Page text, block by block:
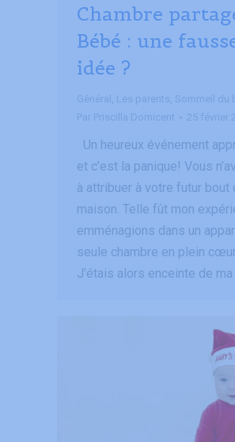
Chambre
Bébé : une
idée ?
Général , Les parents, Sommeil du
Par Priscilla Domicent 25 février
Un heureux événement
et c’est la panique! Vous
à attribuer à votre futur bout
maison. Telle fût mon
emménagions dans un
seule chambre en plein
J’étais alors enceinte de